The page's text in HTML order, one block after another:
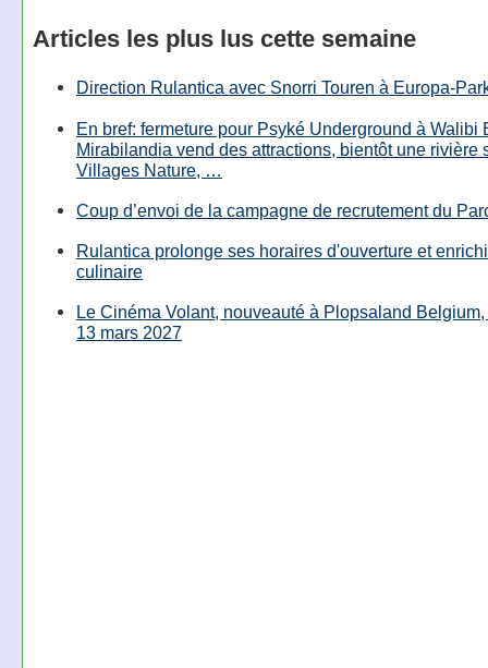
Articles les plus lus cette semaine
Direction Rulantica avec Snorri Touren à Europa-
En bref: fermeture pour Psyké Underground à Walibi
Mirabilandia vend des attractions, bientôt une rivière
Villages Nature, …
Coup d’envoi de la campagne de recrutement du
Rulantica prolonge ses horaires d'ouverture et
culinaire
Le Cinéma Volant, nouveauté à Plopsaland
13 mars 2027